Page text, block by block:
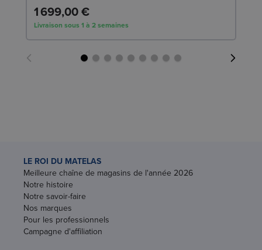
1 699,00 €
Livraison sous 1 à 2 semaines
LE ROI DU MATELAS
Meilleure chaîne de magasins de l'année 2026
Notre histoire
Notre savoir-faire
Nos marques
Pour les professionnels
Campagne d'affiliation